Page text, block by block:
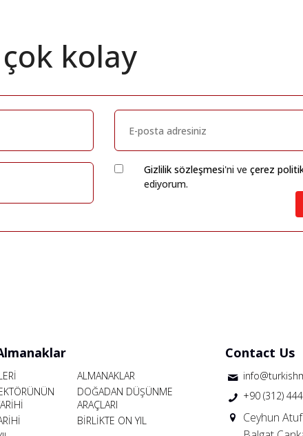
kolay
Gizlilik sözleşmesi'ni ve çerez
ediyorum.
ALMANAKLAR
DOĞADAN DÜŞÜNME
ARAÇLARI
BİRLİKTE ON YIL
Contact Us
+90 (312)
Ceyhun